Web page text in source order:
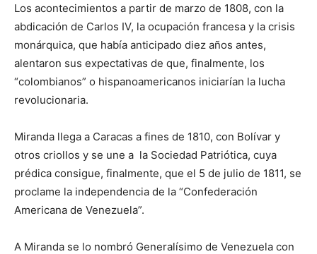
Los acontecimientos a partir de marzo de 1808, con la
abdicación de Carlos IV, la ocupación francesa y la crisis
monárquica, que había anticipado diez años antes,
alentaron sus expectativas de que, finalmente, los
“colombianos” o hispanoamericanos iniciarían la lucha
revolucionaria.
Miranda llega a Caracas a fines de 1810, con Bolívar y
otros criollos y se une a la Sociedad Patriótica, cuya
prédica consigue, finalmente, que el 5 de julio de 1811, se
proclame la independencia de la “Confederación
Americana de Venezuela”.
A Miranda se lo nombró Generalísimo de Venezuela con